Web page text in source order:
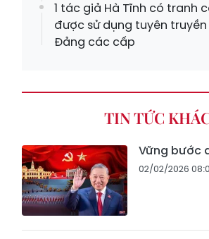
1 tác giả Hà Tĩnh có tranh
được sử dụng tuyên
Đảng các cấp
TIN TỨC
Vững bước
02/02/2026